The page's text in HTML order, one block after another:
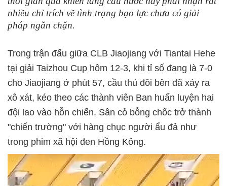
nhiều chỉ trích về tình trạng bạo lực chưa có giải
pháp ngăn chặn.
Trong trận đấu giữa CLB Jiaojiang với Tiantai Hehe
tại giải Taizhou Cup hôm 12-3, khi tỉ số đang là 7-0
cho Jiaojiang ở phút 57, cầu thủ đôi bên đã xảy ra
xô xát, kéo theo các thành viên Ban huấn luyện hai
đội lao vào hỗn chiến. Sân cỏ bỗng chốc trở thành
"chiến trường" với hàng chục người ẩu đả như
trong phim xã hội đen Hồng Kông.